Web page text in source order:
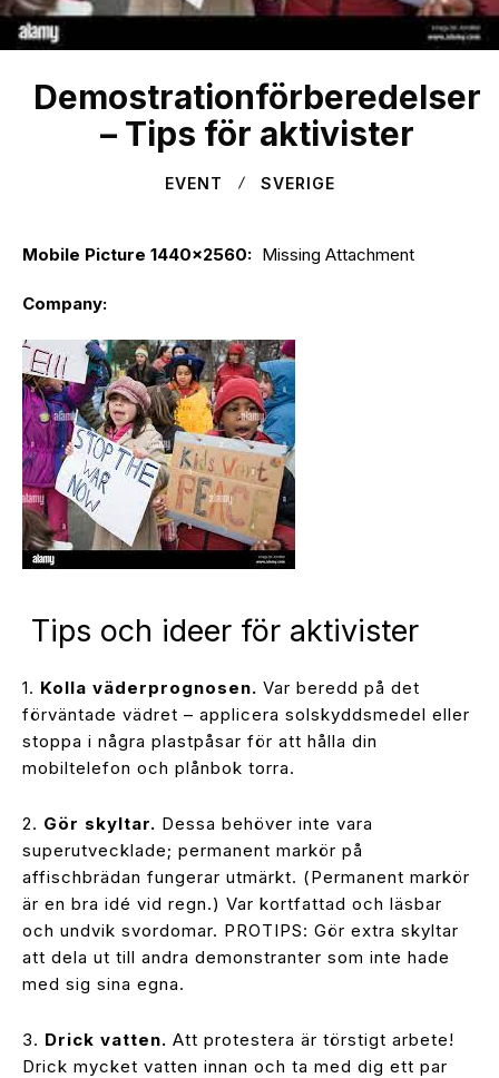
Demostrationförberedelser
– Tips för aktivister
EVENT SVERIGE
Mobile Picture 1440x2560: Missing Attachment
Company:
Tips och ideer för aktivister
1. Kolla väderprognosen. Var beredd på det
förväntade vädret – applicera solskyddsmedel eller
stoppa i några plastpåsar för att hålla din
mobiltelefon och plånbok torra.
2. Gör skyltar. Dessa behöver inte vara
superutvecklade; permanent markör på
affischbrädan fungerar utmärkt. (Permanent markör
är en bra idé vid regn.) Var kortfattad och läsbar
och undvik svordomar. PROTIPS: Gör extra skyltar
att dela ut till andra demonstranter som inte hade
med sig sina egna.
3. Drick vatten. Att protestera är törstigt arbete!
Drick mycket vatten innan och ta med dig ett par